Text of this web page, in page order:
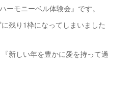
ーモニーベル体験会』です。
残り1枠になってしまいました
新しい年を豊かに愛を持って過